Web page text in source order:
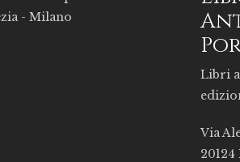
Libri
Via